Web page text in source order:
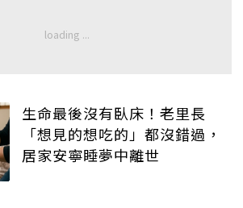
生命最後沒有臥床！老里長
「想見的想吃的」都沒錯過，
居家安寧睡夢中離世